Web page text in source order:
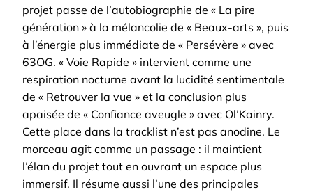
projet passe de l’autobiographie de « La pire
génération » à la mélancolie de « Beaux-arts », puis
à l’énergie plus immédiate de « Persévère » avec
63OG. « Voie Rapide » intervient comme une
respiration nocturne avant la lucidité sentimentale
de « Retrouver la vue » et la conclusion plus
apaisée de « Confiance aveugle » avec Ol’Kainry.
Cette place dans la tracklist n’est pas anodine. Le
morceau agit comme un passage : il maintient
l’élan du projet tout en ouvrant un espace plus
immersif. Il résume aussi l’une des principales